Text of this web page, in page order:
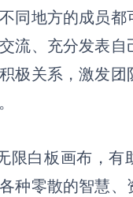
同地方的成员都
流、充分发表自
极关系，激发团
限白板画布，有
种零散的智慧、